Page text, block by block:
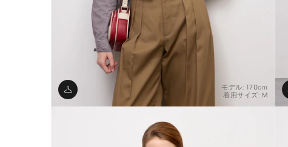
モデル: 170cm
着用サイズ: M